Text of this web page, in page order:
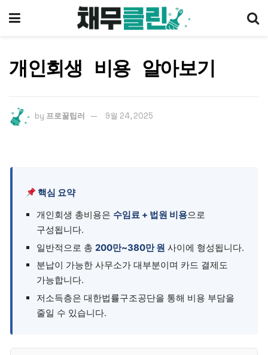
개인회생 비용 알아보기
by 프로꿀팁러 9월 24, 2025
핵심 요약
개인회생 총비용은 수임료 + 법원 비용으로
구성됩니다.
일반적으로 총 200만~380만 원 사이에 형성됩니다.
분납이 가능한 사무소가 대부분이며 카드 결제도
가능합니다.
저소득층은 대한법률구조공단을 통해 비용 부담을
줄일 수 있습니다.